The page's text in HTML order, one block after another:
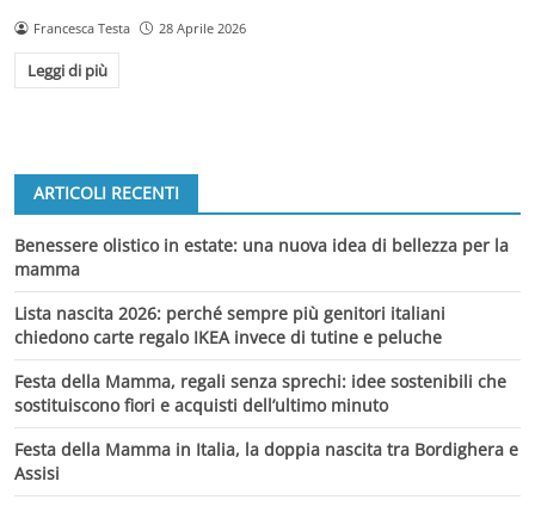
Francesca Testa 28 Aprile 2026
Leggi di più
ARTICOLI RECENTI
Benessere olistico in estate: una nuova idea di bellezza per la
mamma
Lista nascita 2026: perché sempre più genitori italiani
chiedono carte regalo IKEA invece di tutine e peluche
Festa della Mamma, regali senza sprechi: idee sostenibili che
sostituiscono fiori e acquisti dell’ultimo minuto
Festa della Mamma in Italia, la doppia nascita tra Bordighera e
Assisi